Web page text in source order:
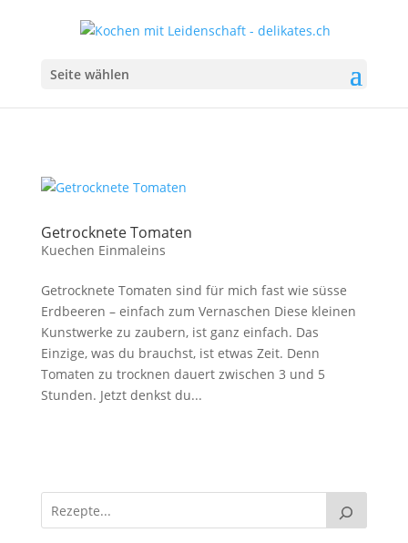
Seite wählen
Getrocknete Tomaten
Kuechen Einmaleins
Getrocknete Tomaten sind für mich fast wie süsse
Erdbeeren – einfach zum Vernaschen Diese kleinen
Kunstwerke zu zaubern, ist ganz einfach. Das
Einzige, was du brauchst, ist etwas Zeit. Denn
Tomaten zu trocknen dauert zwischen 3 und 5
Stunden. Jetzt denkst du...